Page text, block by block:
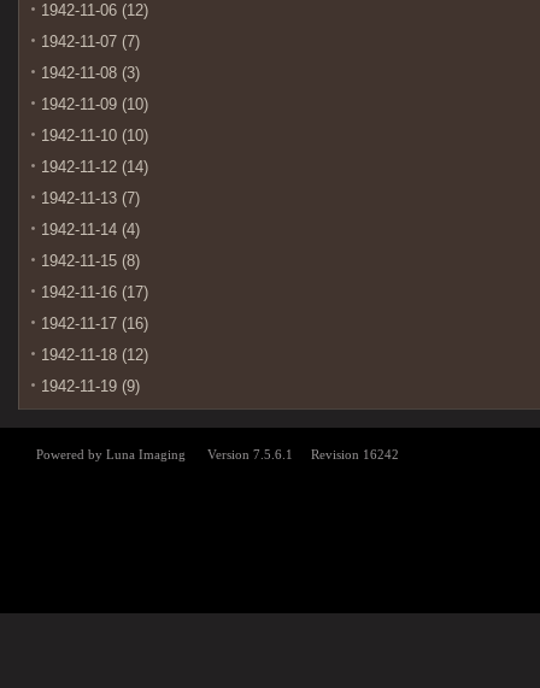
1942-11-06 (12)
1942-11-07 (7)
1942-11-08 (3)
1942-11-09 (10)
1942-11-10 (10)
1942-11-12 (14)
1942-11-13 (7)
1942-11-14 (4)
1942-11-15 (8)
1942-11-16 (17)
1942-11-17 (16)
1942-11-18 (12)
1942-11-19 (9)